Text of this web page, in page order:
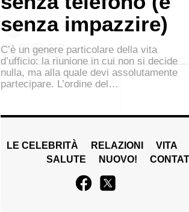
senza impazzire)
C’è un genere particolare della vita
d’ufficio: la riunione in cui non si decide
nulla, ma alla quale devi assolutamente
partecipare. L’ordine del…
LE CELEBRITÀ RELAZIONI
VITA
SALUTE
NUOVO!